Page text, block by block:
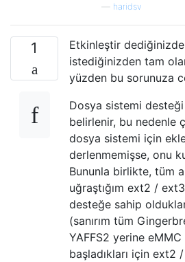
haridsv
1
Etkinleştir
istediğinizden tam
yüzden bu sorunuza
Dosya sistemi
belirlenir, bu nedenle
dosya sistemi için
derlenmemişse, onu
Bununla birlikte, tüm
uğraştığım ext2 /
desteğe sahip
(sanırım tüm
YAFFS2 yerine
başladıkları için